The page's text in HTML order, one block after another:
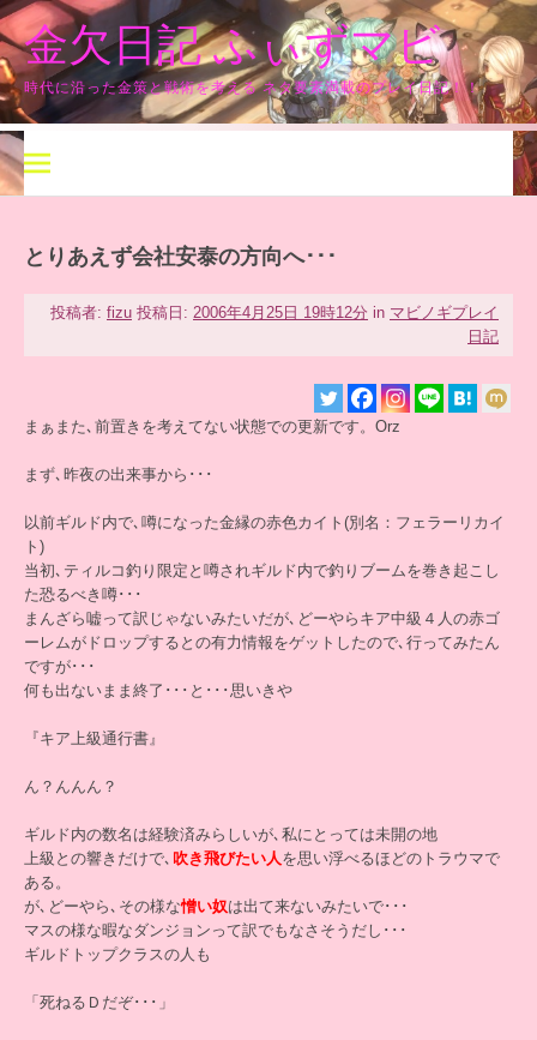
コ
ン
テ
ン
ツ
へ
ス
キ
ッ
金欠日記 ふぃずマビ
時代に沿った金策と戦術を考える ネタ要素満載のプレイ日記！！
とりあえず会社安泰の方向へ･･･
投稿者: fizu 投稿日: 2006年4月25日 19時12分 in マビノギプレイ
日記
まぁまた､前置きを考えてない状態での更新です。Orz
まず､昨夜の出来事から･･･
以前ギルド内で､噂になった金縁の赤色カイト(別名：フェラーリカイ
ト)
当初､ティルコ釣り限定と噂されギルド内で釣りブームを巻き起こし
た恐るべき噂･･･
まんざら嘘って訳じゃないみたいだが､どーやらキア中級４人の赤ゴ
ーレムがドロップするとの有力情報をゲットしたので､行ってみたん
ですが･･･
何も出ないまま終了･･･と･･･思いきや
『キア上級通行書』
ん？んんん？
ギルド内の数名は経験済みらしいが､私にとっては未開の地
上級との響きだけで､ 吹き飛びたい人を思い浮べるほどのトラウマで
ある。
が､どーやら､その様な憎い奴は出て来ないみたいで･･･
マスの様な暇なダンジョンって訳でもなさそうだし･･･
ギルドトップクラスの人も
「死ねるＤだぞ･･･」